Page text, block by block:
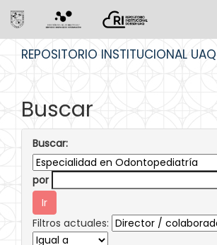
REPOSITORIO INSTITUCIONAL UAQ
Buscar
Buscar:
por
Filtros actuales: